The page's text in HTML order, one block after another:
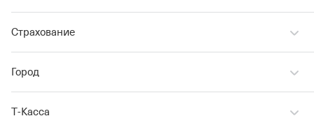
Страхование
Город
Т‑Касса